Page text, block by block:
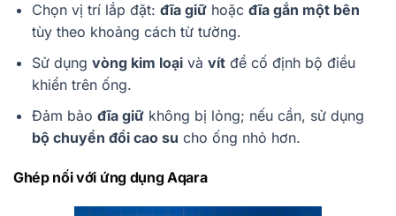
Chọn vị trí lắp đặt: đĩa giữhoặc đĩa gắn một bên
tùy theo khoảng cách từ tường.
Sử dụng vòng kim loạivà vítđể cố định bộ điều
khiển trên ống.
Đảm bảo đĩa giữkhông bị lỏng; nếu cần, sử dụng
bộ chuyển đổi cao su cho ống nhỏ hơn.
Ghép nối với ứng dụng Aqara